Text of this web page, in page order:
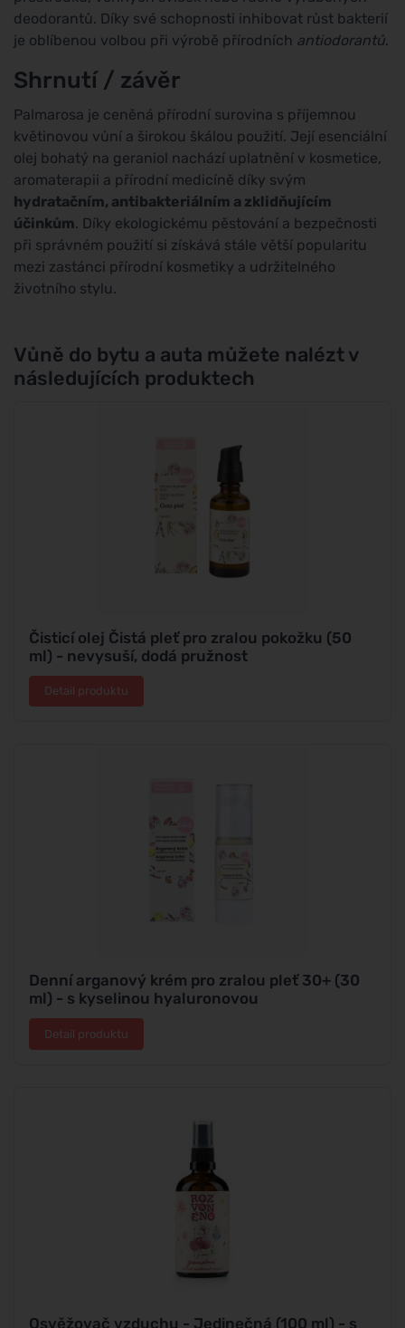
deodorantů. Díky své schopnosti inhibovat růst bakterií
je oblíbenou volbou při výrobě přírodních antiodorantů.
Shrnutí / závěr
Palmarosa je ceněná přírodní surovina s příjemnou
květinovou vůní a širokou škálou použití. Její esenciální
olej bohatý na geraniol nachází uplatnění v kosmetice,
aromaterapii a přírodní medicíně díky svým
hydratačním, antibakteriálním a zklidňujícím
účinkům. Díky ekologickému pěstování a bezpečnosti
při správném použití si získává stále větší popularitu
mezi zastánci přírodní kosmetiky a udržitelného
životního stylu.
Vůně do bytu a auta můžete nalézt v
následujících produktech
Čisticí olej Čistá pleť pro zralou pokožku (50
ml) - nevysuší, dodá pružnost
Detail produktu
Denní arganový krém pro zralou pleť 30+ (30
ml) - s kyselinou hyaluronovou
Detail produktu
Osvěžovač vzduchu - Jedinečná (100 ml) - s